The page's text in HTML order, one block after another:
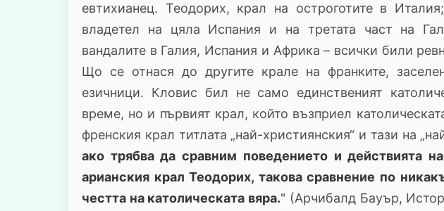
евтихианец. Теодорих, крал на остроготите в
владетел на цяла Испания и на третата част на
вандалите в Галия, Испания и Африка – всички били
Що се отнася до другите крале на франките,
езичници. Кловис бил не само единственият
време, но и първият крал, който възприел
френския крал титлата „най-християнския“ и тази на
ако трябва да сравним поведението и действията
арианския крал Теодорих, такова сравнение по
честта на католическата вяра." (Арчибалд Бауър,